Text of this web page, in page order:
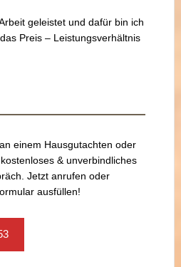
geleistet und dafür bin ich
Preis – Leistungsverhältnis
einem Hausgutachten oder
& unverbindliches
Jetzt anrufen oder
ausfüllen!